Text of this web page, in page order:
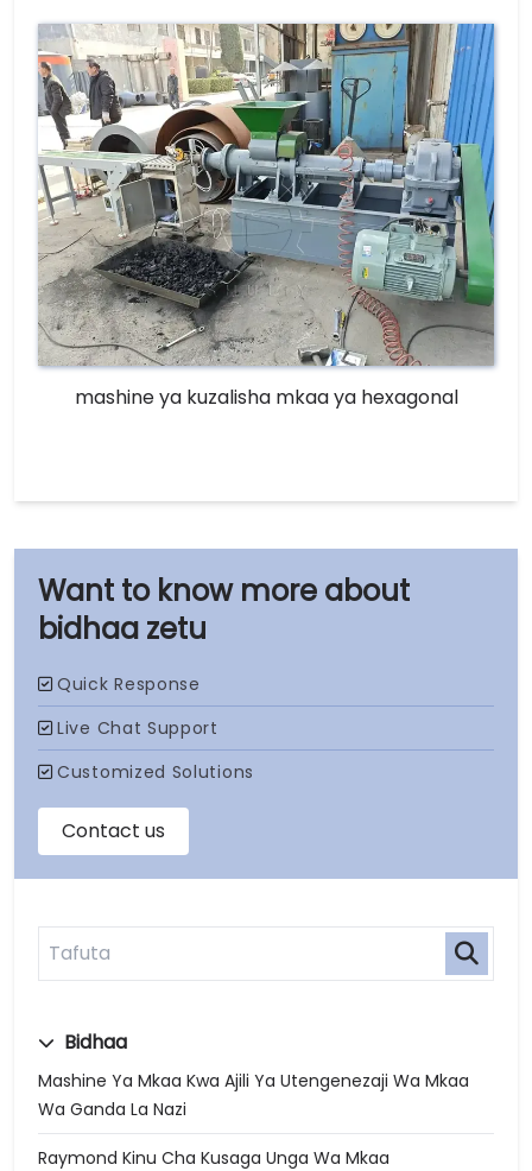
bidhaa zetu
Bidhaa
Mashine Ya Mkaa Kwa Ajili Ya Utengenezaji Wa Mkaa
Wa Ganda La Nazi
Raymond Kinu Cha Kusaga Unga Wa Mkaa
mashine ya kuzalisha mkaa ya hexagonal